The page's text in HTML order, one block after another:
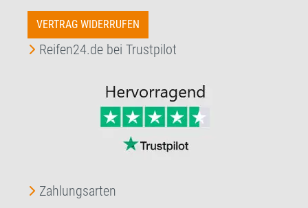
VERTRAG WIDERRUFEN
Reifen24.de bei Trustpilot
Zahlungsarten